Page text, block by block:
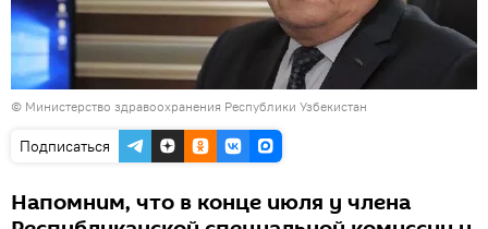
© Министерство здравоохранения Республики Узбекистан
Подписаться
Напомним, что в конце июля у члена